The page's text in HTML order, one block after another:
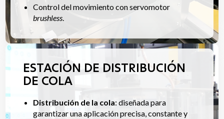
Control del movimiento con servomotor
brushless.
ESTACIÓN DE DISTRIBUCIÓN
DE COLA
Distribución de la cola: diseñada para
garantizar una aplicación precisa, constante y